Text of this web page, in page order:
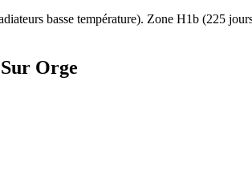
basse température). Zone H1b (225
Orge